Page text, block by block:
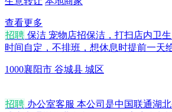
生意转让 本地商家
查看更多
招聘保洁 宠物店招保洁，打扫店内卫
时间自定，不排班，想休息时提前一天
1000襄阳市 谷城县 城区
招聘办公室客服 本公司是中国联通湖